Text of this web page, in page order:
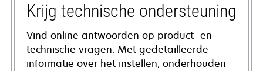
Krijg technische ondersteuning
Vind online antwoorden op product- en
technische vragen. Met gedetailleerde
informatie over het instellen, onderhouden